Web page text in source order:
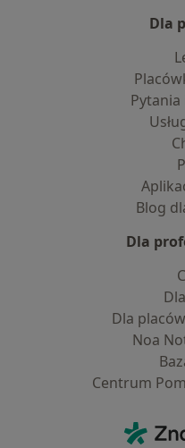
Dla
Blog
Dla
Dla
Noa
Centrum